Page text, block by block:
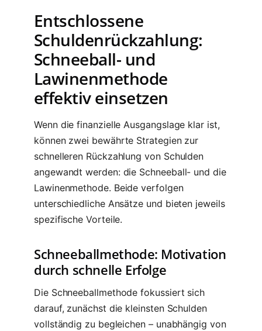
Entschlossene
Schuldenrückzahlung:
Schneeball- und
Lawinenmethode
effektiv einsetzen
Wenn die finanzielle Ausgangslage klar ist,
können zwei bewährte Strategien zur
schnelleren Rückzahlung von Schulden
angewandt werden: die Schneeball- und die
Lawinenmethode. Beide verfolgen
unterschiedliche Ansätze und bieten jeweils
spezifische Vorteile.
Schneeballmethode: Motivation
durch schnelle Erfolge
Die Schneeballmethode fokussiert sich
darauf, zunächst die kleinsten Schulden
vollständig zu begleichen – unabhängig von